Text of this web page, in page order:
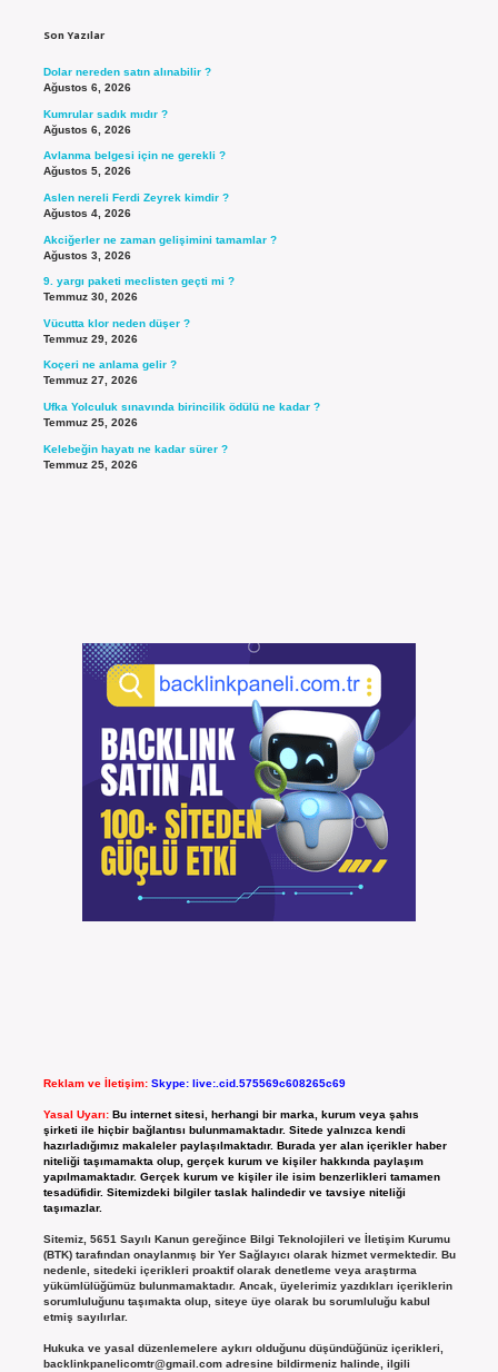
Son Yazılar
Dolar nereden satın alınabilir ?
Ağustos 6, 2026
Kumrular sadık mıdır ?
Ağustos 6, 2026
Avlanma belgesi için ne gerekli ?
Ağustos 5, 2026
Aslen nereli Ferdi Zeyrek kimdir ?
Ağustos 4, 2026
Akciğerler ne zaman gelişimini tamamlar ?
Ağustos 3, 2026
9. yargı paketi meclisten geçti mi ?
Temmuz 30, 2026
Vücutta klor neden düşer ?
Temmuz 29, 2026
Koçeri ne anlama gelir ?
Temmuz 27, 2026
Ufka Yolculuk sınavında birincilik ödülü ne kadar ?
Temmuz 25, 2026
Kelebeğin hayatı ne kadar sürer ?
Temmuz 25, 2026
Reklam ve İletişim: Skype: live:.cid.575569c608265c69
Yasal Uyarı: Bu internet sitesi, herhangi bir marka, kurum veya şahıs
şirketi ile hiçbir bağlantısı bulunmamaktadır. Sitede yalnızca kendi
hazırladığımız makaleler paylaşılmaktadır. Burada yer alan içerikler haber
niteliği taşımamakta olup, gerçek kurum ve kişiler hakkında paylaşım
yapılmamaktadır. Gerçek kurum ve kişiler ile isim benzerlikleri tamamen
tesadüfidir. Sitemizdeki bilgiler taslak halindedir ve tavsiye niteliği
taşımazlar.
Sitemiz, 5651 Sayılı Kanun gereğince Bilgi Teknolojileri ve İletişim Kurumu
(BTK) tarafından onaylanmış bir Yer Sağlayıcı olarak hizmet vermektedir. Bu
nedenle, sitedeki içerikleri proaktif olarak denetleme veya araştırma
yükümlülüğümüz bulunmamaktadır. Ancak, üyelerimiz yazdıkları içeriklerin
sorumluluğunu taşımakta olup, siteye üye olarak bu sorumluluğu kabul
etmiş sayılırlar.
Hukuka ve yasal düzenlemelere aykırı olduğunu düşündüğünüz içerikleri,
backlinkpanelicomtr@gmail.comadresine bildirmeniz halinde, ilgili